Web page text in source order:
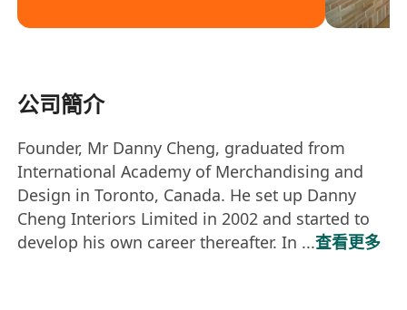
公司簡介
Founder, Mr Danny Cheng, graduated from
International Academy of Merchandising and
Design in Toronto, Canada. He set up Danny
Cheng Interiors Limited in 2002 and started to
develop his own career thereafter. In ...查看更多